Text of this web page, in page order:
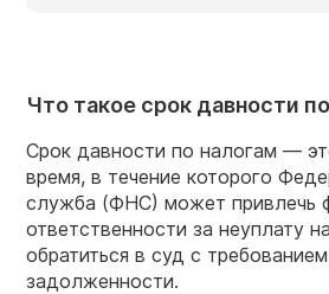
Что такое срок давности
Срок давности по налогам —
время, в течение которого
служба (ФНС) может привлечь
ответственности за неуплату
обратиться в суд с
задолженности.